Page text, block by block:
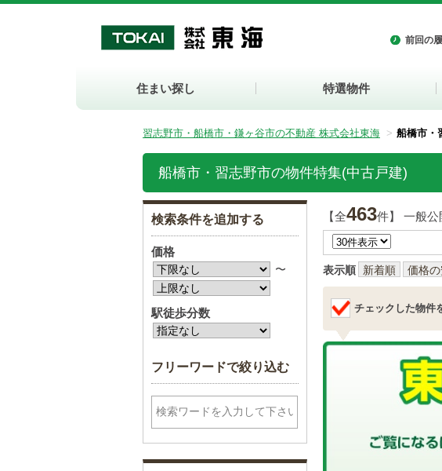
前回の
住まい探し 特選物件
習志野市・船橋市・鎌ヶ谷市の不動産 株式会社東海 船橋市・
船橋市・習志野市の物件特集(中古戸建)
【全463件】 一般公
表示順 新着順 価格
チェックした物件
検索条件を追加する
価格
〜
駅徒歩分数
フリーワードで絞り込む